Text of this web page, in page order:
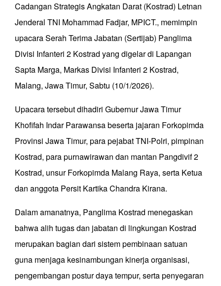
Cadangan Strategis Angkatan Darat (Kostrad) Letnan
Jenderal TNI Mohammad Fadjar, MPICT., memimpin
upacara Serah Terima Jabatan (Sertijab) Panglima
Divisi Infanteri 2 Kostrad yang digelar di Lapangan
Sapta Marga, Markas Divisi Infanteri 2 Kostrad,
Malang, Jawa Timur, Sabtu (10/1/2026).
Upacara tersebut dihadiri Gubernur Jawa Timur
Khofifah Indar Parawansa beserta jajaran Forkopimda
Provinsi Jawa Timur, para pejabat TNI-Polri, pimpinan
Kostrad, para purnawirawan dan mantan Pangdivif 2
Kostrad, unsur Forkopimda Malang Raya, serta Ketua
dan anggota Persit Kartika Chandra Kirana.
Dalam amanatnya, Panglima Kostrad menegaskan
bahwa alih tugas dan jabatan di lingkungan Kostrad
merupakan bagian dari sistem pembinaan satuan
guna menjaga kesinambungan kinerja organisasi,
pengembangan postur daya tempur, serta penyegaran